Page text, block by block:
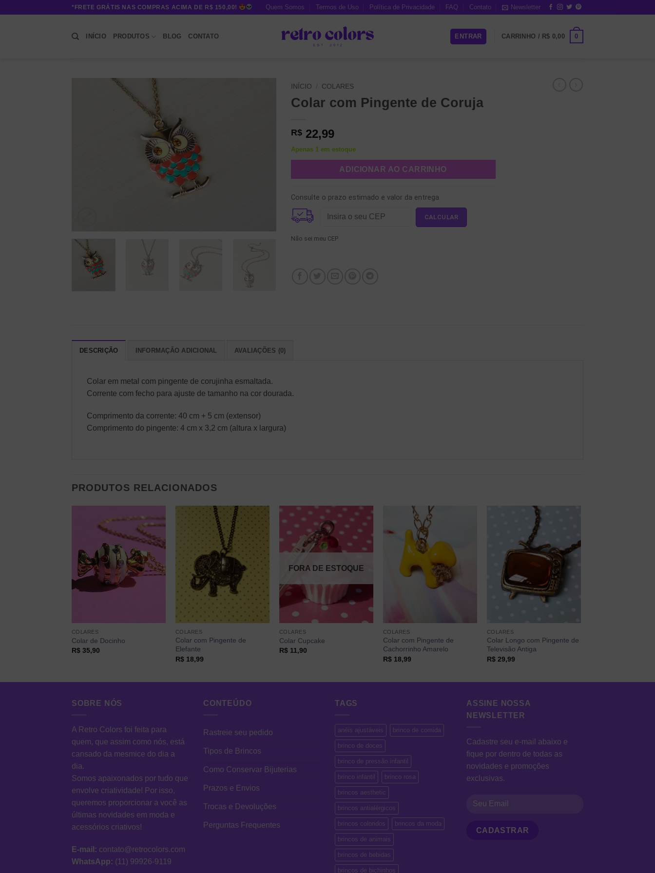
*FRETE GRÁTIS NAS COMPRAS ACIMA DE R$ 150,00! Quem Somos Termos de Uso Política de Privacidade FAQ Contato Newsletter
INÍCIO PRODUTOS BLOG CONTATO ENTRAR CARRINHO / R$ 0,00 0
INÍCIO COLARES
Colar com Pingente de Coruja
R$ 22,99
Apenas 1 em estoque
ADICIONAR AO CARRINHO
Consulte o prazo estimado e valor da entrega
Não sei meu CEP
DESCRIÇÃO INFORMAÇÃO ADICIONAL AVALIAÇÕES (0)
Colar em metal com pingente de corujinha esmaltada.
Corrente com fecho para ajuste de tamanho na cor dourada.
Comprimento da corrente: 40 cm + 5 cm (extensor)
Comprimento do pingente: 4 cm x 3,2 cm (altura x largura)
PRODUTOS RELACIONADOS
COLARES
Colar de Docinho
R$35,90
COLARES
Colar com Pingente de
Elefante
R$18,99
FORA DE ESTOQUE
COLARES
Colar Cupcake
R$11,90
COLARES
Colar com Pingente de
Cachorrinho Amarelo
R$18,99
COLARES
Colar Longo com Pingente de
Televisão Antiga
R$29,99
SOBRE NÓS
A Retro Colors foi feita para
quem, que assim como nós, está
cansado da mesmice do dia a
dia.
Somos apaixonados por tudo que
envolve criatividade! Por isso,
queremos proporcionar a você as
últimas novidades em moda e
acessórios criativos!
E-mail: contato@retrocolors.com
WhatsApp: (11) 99926-9119
CONTEÚDO
Rastreie seu pedido
Tipos de Brincos
Como Conservar Bijuterias
Prazos e Envios
Trocas e Devoluções
Perguntas Frequentes
TAGS
anéis ajustáveis brinco de comida
brinco de doces
brinco de pressão infantil
brinco infantil brinco rosa
brincos aesthetic
brincos antialérgicos
brincos coloridos brincos da moda
brincos de animais
brincos de bebidas
brincos de bichinhos
ASSINE NOSSA
NEWSLETTER
Cadastre seu e-mail abaixo e
fique por dentro de todas as
novidades e promoções
exclusivas.